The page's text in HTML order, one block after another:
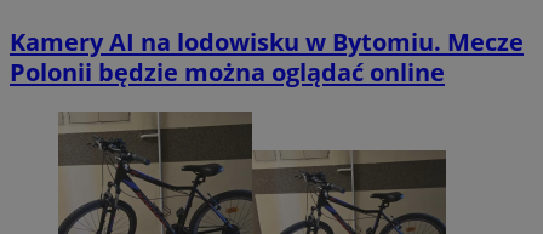
Kamery AI na lodowisku w Bytomiu. Mecze
Polonii będzie można oglądać online